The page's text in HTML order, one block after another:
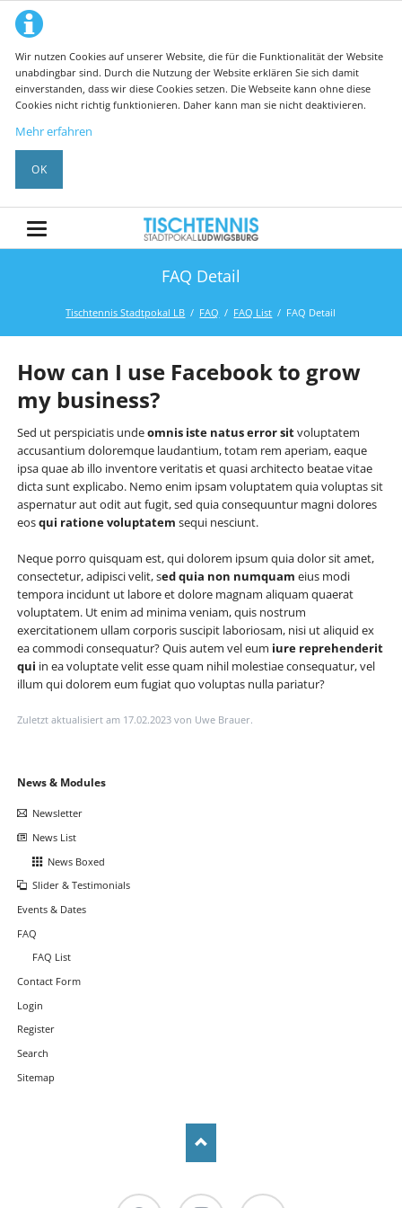
Wir nutzen Cookies auf unserer Website, die für die Funktionalität der Website
unabdingbar sind. Durch die Nutzung der Website erklären Sie sich damit
einverstanden, dass wir diese Cookies setzen. Die Webseite kann ohne diese
Cookies nicht richtig funktionieren. Daher kann man sie nicht deaktivieren.
Mehr erfahren
OK
FAQ Detail
Tischtennis Stadtpokal LB FAQ FAQ List FAQ Detail
How can I use Facebook to grow
my business?
Sed ut perspiciatis undeomnis iste natus error sitvoluptatem
accusantium doloremque laudantium, totam rem aperiam, eaque
ipsa quae ab illo inventore veritatis et quasi architecto beatae vitae
dicta sunt explicabo. Nemo enim ipsam voluptatem quia voluptas sit
aspernatur aut odit aut fugit, sed quia consequuntur magni dolores
eosqui ratione voluptatem sequi nesciunt.
Neque porro quisquam est, qui dolorem ipsum quia dolor sit amet,
consectetur, adipisci velit, sed quia non numquam eius modi
tempora incidunt ut labore et dolore magnam aliquam quaerat
voluptatem. Ut enim ad minima veniam, quis nostrum
exercitationem ullam corporis suscipit laboriosam, nisi ut aliquid ex
ea commodi consequatur? Quis autem vel eum iure reprehenderit
qui in ea voluptate velit esse quam nihil molestiae consequatur, vel
illum qui dolorem eum fugiat quo voluptas nulla pariatur?
Zuletzt aktualisiert am 17.02.2023 von Uwe Brauer.
Navigation
News & Modules
Newsletter
News List
News Boxed
Slider & Testimonials
Events & Dates
FAQ
FAQ List
Contact Form
Login
Register
Search
Sitemap